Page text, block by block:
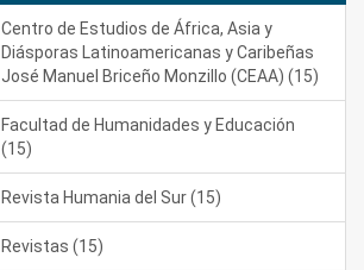
Centro de Estudios de África, Asia y
Diásporas Latinoamericanas y Caribeñas
José Manuel Briceño Monzillo (CEAA) (15)
Facultad de Humanidades y Educación
(15)
Revista Humania del Sur (15)
Revistas (15)